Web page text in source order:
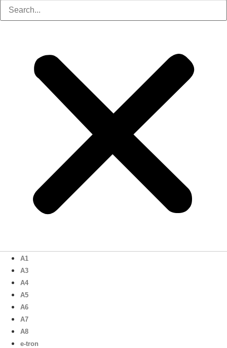
A1
A3
A4
A5
A6
A7
A8
e-tron